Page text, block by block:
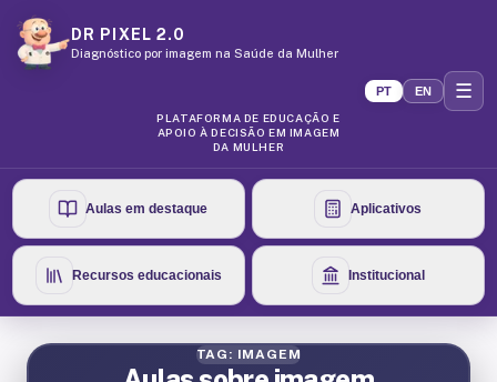
DR PIXEL 2.0
Diagnóstico por imagem na Saúde da Mulher
PLATAFORMA DE EDUCAÇÃO E
APOIO À DECISÃO EM IMAGEM
DA MULHER
PT EN ☰
Aulas em destaque Aplicativos
Recursos educacionais Institucional
TAG: IMAGEM